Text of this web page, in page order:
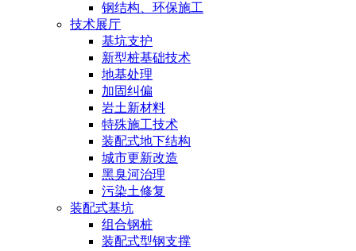
钢结构、环保施工
技术展厅
基坑支护
新型桩基础技术
地基处理
加固纠偏
岩土新材料
特殊施工技术
装配式地下结构
城市更新改造
黑臭河治理
污染土修复
装配式基坑
组合钢桩
装配式型钢支撑